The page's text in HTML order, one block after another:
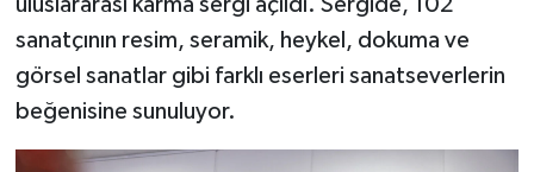
uluslararası karma sergi açıldı. Sergide, 102
sanatçının resim, seramik, heykel, dokuma ve
görsel sanatlar gibi farklı eserleri sanatseverlerin
beğenisine sunuluyor.